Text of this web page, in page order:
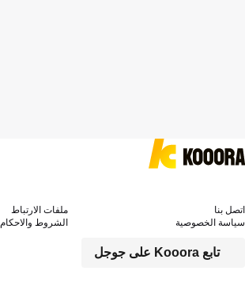
تابع Kooora على جوجل
اتصل بنا
ملفات الارتباط
سياسة الخصوصية
الشروط والاحكام